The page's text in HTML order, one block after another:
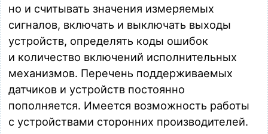
но и считывать значения измеряемых
сигналов, включать и выключать выходы
устройств, определять коды ошибок
и количество включений исполнительных
механизмов. Перечень поддерживаемых
датчиков и устройств постоянно
пополняется. Имеется возможность работы
с устройствами сторонних производителей.